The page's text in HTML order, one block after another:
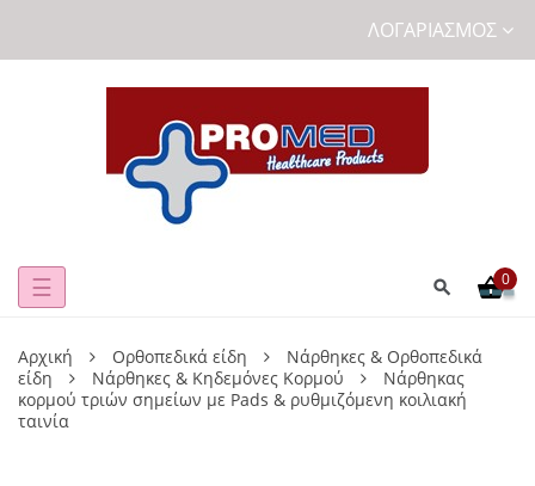
ΛΟΓΑΡΙΑΣΜΌΣ
Toggle
☰ 0
Αρχική Ορθοπεδικά είδη
Νάρθηκες & Ορθοπεδικά
είδη
Νάρθηκες & Κηδεμόνες Κορμού
Νάρθηκας
κορμού τριών σημείων με Pads & ρυθμιζόμενη κοιλιακή
ταινία